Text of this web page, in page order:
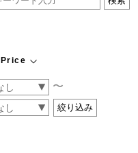
COGTHEBIGSMOKE
CONVERSE
DEAN & DELUCA
Price
〜